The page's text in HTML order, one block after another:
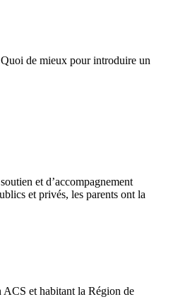
Quoi de mieux pour introduire un
et d’accompagnement
et privés, les parents ont la
ACS et habitant la Région de